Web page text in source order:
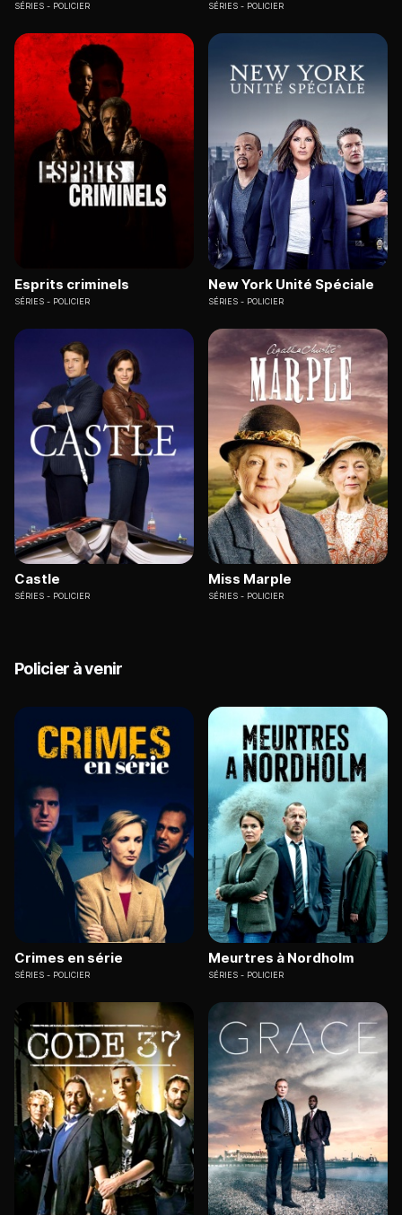
SÉRIES POLICIER SÉRIES POLICIER
Esprits criminels
SÉRIES POLICIER
New York Unité Spéciale
SÉRIES POLICIER
Castle
SÉRIES POLICIER
Miss Marple
SÉRIES POLICIER
Policier à venir
Crimes en série
SÉRIES POLICIER
Meurtres à Nordholm
SÉRIES POLICIER